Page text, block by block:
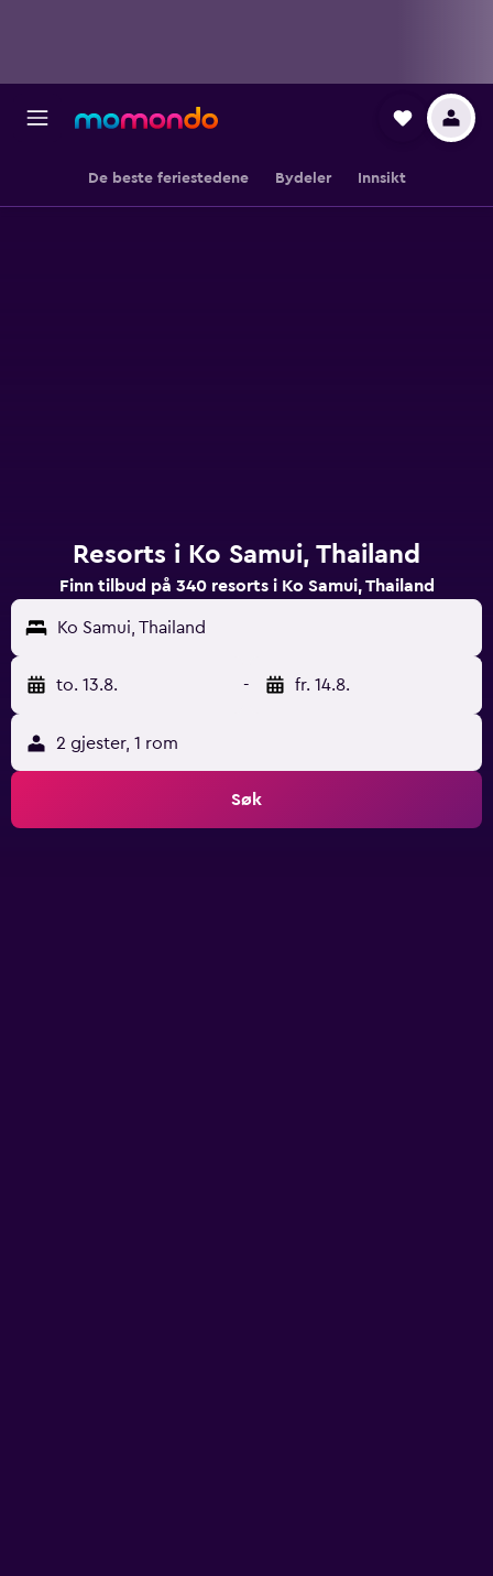
De beste feriestedene Bydeler Innsikt
Resorts i Ko Samui, Thailand
Finn tilbud på 340 resorts i Ko Samui, Thailand
Ko Samui, Thailand
to. 13.8. - fr. 14.8.
2 gjester, 1 rom
Søk